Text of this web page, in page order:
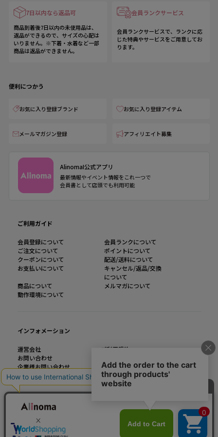
7日以内なら返品可
商品到着後7日以内の未使用品は、
返品ができるので、サイズの心配は
いりません。※下着・水着など一部
商品は返品ができません。
会員ランクサービス
会員ランクサービスで、ランクに応
じた特典やサービスをご用意してお
ります。
便利につかう
お気に入り登録ブランド お気に入り登録アイテム
メールマガジン登録 アフィリエイト募集
AlinomaI公式アプリ
最新情報やイベント情報をこれ一つで
会員書として店頭でも利用可能
ご利用ガイド
会員登録について
会員ランクについて
ご注文について
ポイントについて
クーポンについて
配送/送料について
お支払いについて
キャンセル/返品/交換
について
商品について
メルマガについて
動作環境について
インフォメーション
運営会社
ご利用規約
お問い合わせ
企業様お問い合わせ
個人情報の取り扱い